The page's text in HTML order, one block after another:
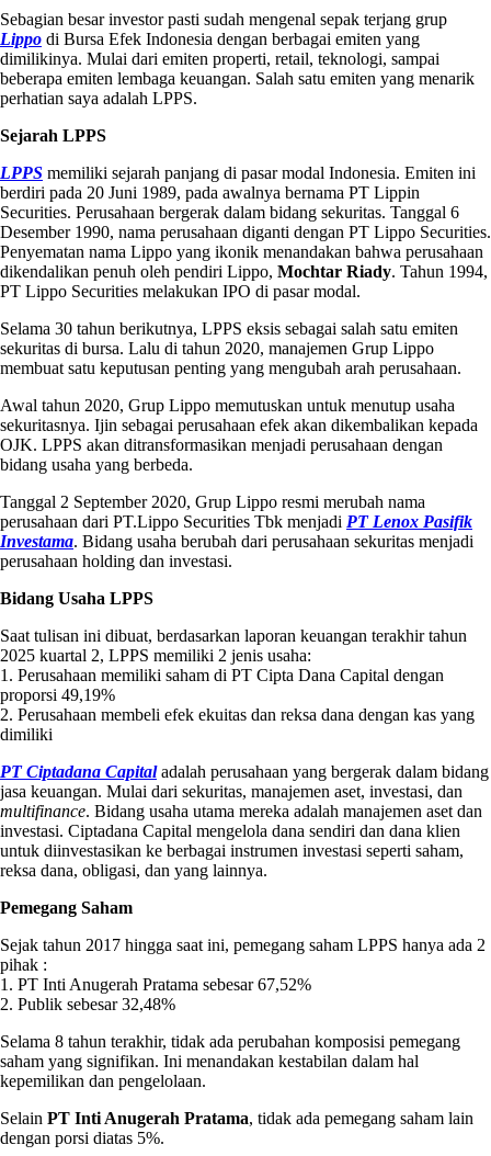
Sebagian besar investor pasti sudah mengenal sepak terjang grup
Lippo di Bursa Efek Indonesia dengan berbagai emiten yang
dimilikinya. Mulai dari emiten properti, retail, teknologi, sampai
beberapa emiten lembaga keuangan. Salah satu emiten yang menarik
perhatian saya adalah LPPS.
Sejarah LPPS
LPPS memiliki sejarah panjang di pasar modal Indonesia. Emiten ini
berdiri pada 20 Juni 1989, pada awalnya bernama PT Lippin
Securities. Perusahaan bergerak dalam bidang sekuritas. Tanggal 6
Desember 1990, nama perusahaan diganti dengan PT Lippo Securities.
Penyematan nama Lippo yang ikonik menandakan bahwa perusahaan
dikendalikan penuh oleh pendiri Lippo, Mochtar Riady. Tahun 1994,
PT Lippo Securities melakukan IPO di pasar modal.
Selama 30 tahun berikutnya, LPPS eksis sebagai salah satu emiten
sekuritas di bursa. Lalu di tahun 2020, manajemen Grup Lippo
membuat satu keputusan penting yang mengubah arah perusahaan.
Awal tahun 2020, Grup Lippo memutuskan untuk menutup usaha
sekuritasnya. Ijin sebagai perusahaan efek akan dikembalikan kepada
OJK. LPPS akan ditransformasikan menjadi perusahaan dengan
bidang usaha yang berbeda.
Tanggal 2 September 2020, Grup Lippo resmi merubah nama
perusahaan dari PT.Lippo Securities Tbk menjadi PT Lenox Pasifik
Investama. Bidang usaha berubah dari perusahaan sekuritas menjadi
perusahaan holding dan investasi.
Bidang Usaha LPPS
Saat tulisan ini dibuat, berdasarkan laporan keuangan terakhir tahun
2025 kuartal 2, LPPS memiliki 2 jenis usaha:
1. Perusahaan memiliki saham di PT Cipta Dana Capital dengan
proporsi 49,19%
2. Perusahaan membeli efek ekuitas dan reksa dana dengan kas yang
dimiliki
PT Ciptadana Capitaladalah perusahaan yang bergerak dalam bidang
jasa keuangan. Mulai dari sekuritas, manajemen aset, investasi, dan
multifinance. Bidang usaha utama mereka adalah manajemen aset dan
investasi. Ciptadana Capital mengelola dana sendiri dan dana klien
untuk diinvestasikan ke berbagai instrumen investasi seperti saham,
reksa dana, obligasi, dan yang lainnya.
Pemegang Saham
Sejak tahun 2017 hingga saat ini, pemegang saham LPPS hanya ada 2
pihak :
1. PT Inti Anugerah Pratama sebesar 67,52%
2. Publik sebesar 32,48%
Selama 8 tahun terakhir, tidak ada perubahan komposisi pemegang
saham yang signifikan. Ini menandakan kestabilan dalam hal
kepemilikan dan pengelolaan.
Selain PT Inti Anugerah Pratama, tidak ada pemegang saham lain
dengan porsi diatas 5%.